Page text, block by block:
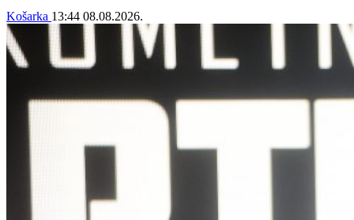
Košarka 13:44 08.08.2026.